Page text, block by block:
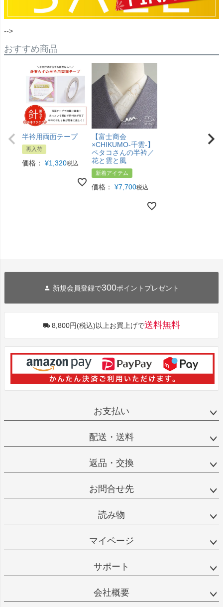
-->
おすすめ商品
半衿用両面テープ
再入荷
価格： ¥1,320税込
【富士商会
×CHIKUMO-千雲-】
ペタコさんの半衿／
花と雲と風
新着アイテム
価格： ¥7,700税込
新規会員登録で300ポイントプレゼント
8,800円(税込)以上お買上げで送料無料
お支払い
配送・送料
返品・交換
お問合せ先
読み物
マイページ
サポート
会社概要